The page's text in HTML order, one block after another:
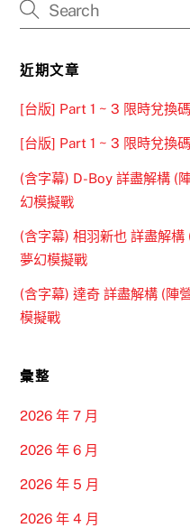
近期文章
[台版] Part 1 ~ 3 限時兌換
[台版] Part 1 ~ 3 限時兌換
(含字幕) D-Boy 詳盡解構 (
幻模擬戰
(含字幕) 相羽新也 詳盡解
夢幻模擬戰
(含字幕) 達奇 詳盡解構 (陣
模擬戰
彙整
2026 年 7 月
2026 年 6 月
2026 年 5 月
2026 年 4 月